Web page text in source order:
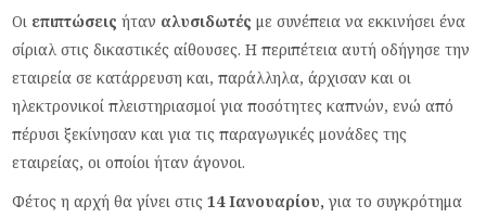
Οι επιπτώσεις ήταν αλυσιδωτές με συνέπεια να εκκινήσει ένα
σίριαλ στις δικαστικές αίθουσες. Η περιπέτεια αυτή οδήγησε την
εταιρεία σε κατάρρευση και, παράλληλα, άρχισαν και οι
ηλεκτρονικοί πλειστηριασμοί για ποσότητες καπνών, ενώ από
πέρυσι ξεκίνησαν και για τις παραγωγικές μονάδες της
εταιρείας, οι οποίοι ήταν άγονοι.
Φέτος η αρχή θα γίνει στις14 Ιανουαρίου,για το συγκρότημα